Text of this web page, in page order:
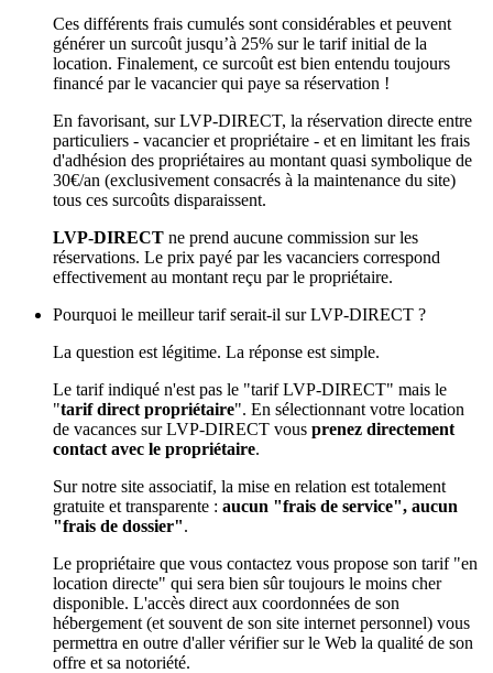
Ces différents frais cumulés sont considérables et peuvent
générer un surcoût jusqu’à 25% sur le tarif initial de la
location. Finalement, ce surcoût est bien entendu toujours
financé par le vacancier qui paye sa réservation !
En favorisant, sur LVP-DIRECT, la réservation directe entre
particuliers - vacancier et propriétaire - et en limitant les frais
d'adhésion des propriétaires au montant quasi symbolique de
30€/an (exclusivement consacrés à la maintenance du site)
tous ces surcoûts disparaissent.
LVP-DIRECT ne prend aucune commission sur les
réservations. Le prix payé par les vacanciers correspond
effectivement au montant reçu par le propriétaire.
Pourquoi le meilleur tarif serait-il sur LVP-DIRECT ?
La question est légitime. La réponse est simple.
Le tarif indiqué n'est pas le "tarif LVP-DIRECT" mais le
"tarif direct propriétaire". En sélectionnant votre location
de vacances sur LVP-DIRECT vous prenez directement
contact avec le propriétaire.
Sur notre site associatif, la mise en relation est totalement
gratuite et transparente : aucun "frais de service", aucun
"frais de dossier".
Le propriétaire que vous contactez vous propose son tarif "en
location directe" qui sera bien sûr toujours le moins cher
disponible. L'accès direct aux coordonnées de son
hébergement (et souvent de son site internet personnel) vous
permettra en outre d'aller vérifier sur le Web la qualité de son
offre et sa notoriété.